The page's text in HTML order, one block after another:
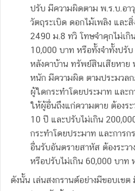
ปรับ มีความผิดตาม พ.ร.บ.อา
วัตถุระเบิด ดอกไม้เพลิง และ
2490 ม.8 ทวิ โทษจำคุกไม่เ
10,000 บาท หรือทั้งจำทั้งปรั
หลังคาบ้าน ทรัพย์สินเสียหาย
หนัก มีความผิด ตามประมวล
ผู้ใดกระทำโดยประมาท และ
ให้ผู้อื่นถึงแก่ความตาย ต้องระ
10 ปี และปรับไม่เกิน
กระทำโดยประมาท และการ
อื่นรับอันตรายสาหัส ต้องระว
หรือปรับไม่เกิน 60,000 บาท
ดังนั้น เล่นสงกรานต์อย่างมีขอบเข